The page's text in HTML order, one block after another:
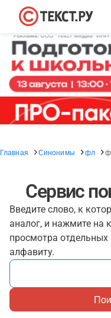
Главная Синонимы фл
Сервис
Введите слово, к
аналог, и нажмите на
просмотра отдельных
алфавиту.